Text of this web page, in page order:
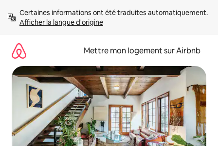
directement
Afficher la langue d'origine
Mettre mon logement sur Airbnb